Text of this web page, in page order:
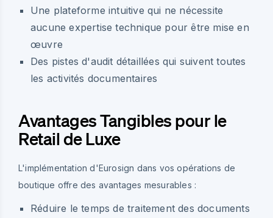
Une plateforme intuitive qui ne nécessite
aucune expertise technique pour être mise en
œuvre
Des pistes d'audit détaillées qui suivent toutes
les activités documentaires
Avantages Tangibles pour le
Retail de Luxe
L'implémentation d'Eurosign dans vos opérations de
boutique offre des avantages mesurables :
Réduire le temps de traitement des documents